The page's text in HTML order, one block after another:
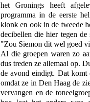
het Gronings heeft
programma in de eerste
klonk en ook in de tweede
decibellen die hier tegen
"Zou Siemon dit wel goed
Al die groepen waren zo
dus treden ze allemaal op.
de avond eindigt. Dat
omdat ze in Den Haag de
vervangen en de